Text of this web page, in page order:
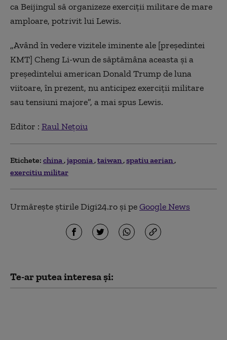
ca Beijingul să organizeze exerciții militare de mare
amploare, potrivit lui Lewis.
„Având în vedere vizitele iminente ale [președintei
KMT] Cheng Li-wun de săptămâna aceasta și a
președintelui american Donald Trump de luna
viitoare, în prezent, nu anticipez exerciții militare
sau tensiuni majore”, a mai spus Lewis.
Editor : Raul Nețoiu
Etichete: china japonia taiwan spatiu aerian
exercitiu militar
Urmărește știrile Digi24.ro și peGoogle News
Te-ar putea interesa și: